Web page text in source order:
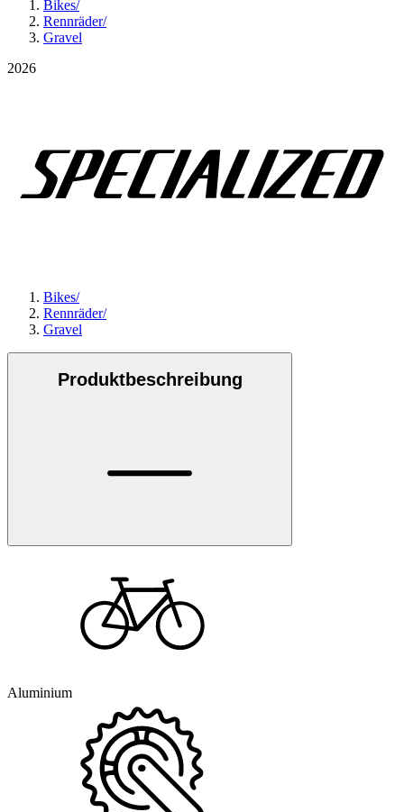
Bikes/
Rennräder/
Gravel
2026
Bikes/
Rennräder/
Gravel
Produktbeschreibung
Aluminium